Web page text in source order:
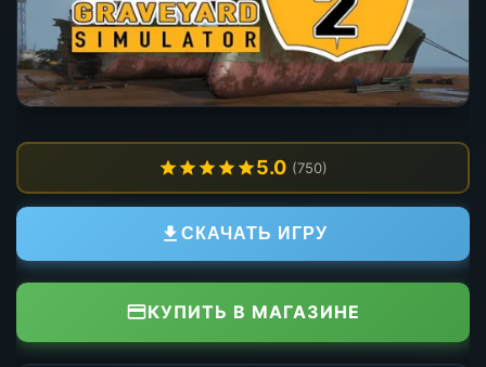
5.0 (750)
СКАЧАТЬ ИГРУ
КУПИТЬ В МАГАЗИНЕ